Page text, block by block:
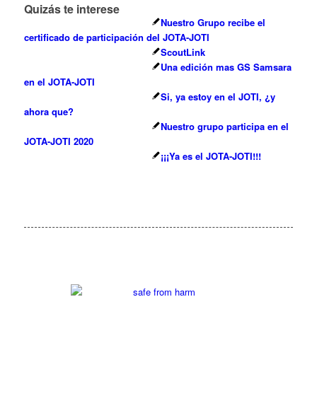
Quizás te interese
Nuestro Grupo recibe el
certificado de participación del JOTA-JOTI
ScoutLink
Una edición mas GS Samsara
en el JOTA-JOTI
Si, ya estoy en el JOTI, ¿y
ahora que?
Nuestro grupo participa en el
JOTA-JOTI 2020
¡¡¡Ya es el JOTA-JOTI!!!